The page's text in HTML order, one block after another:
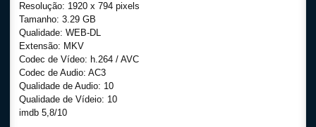
Resolução: 1920 x 794 pixels
Tamanho: 3.29 GB
Qualidade: WEB-DL
Extensão: MKV
Codec de Vídeo: h.264 / AVC
Codec de Audio: AC3
Qualidade de Audio: 10
Qualidade de Vídeio: 10
imdb 5,8/10